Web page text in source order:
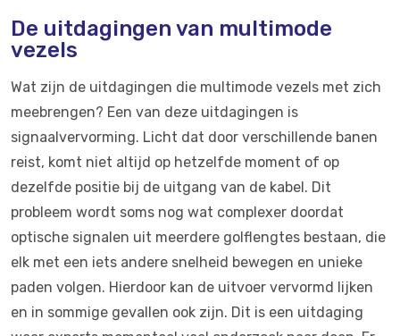
De uitdagingen van multimode
vezels
Wat zijn de uitdagingen die multimode vezels met zich
meebrengen? Een van deze uitdagingen is
signaalvervorming. Licht dat door verschillende banen
reist, komt niet altijd op hetzelfde moment of op
dezelfde positie bij de uitgang van de kabel. Dit
probleem wordt soms nog wat complexer doordat
optische signalen uit meerdere golflengtes bestaan, die
elk met een iets andere snelheid bewegen en unieke
paden volgen. Hierdoor kan de uitvoer vervormd lijken
en in sommige gevallen ook zijn. Dit is een uitdaging